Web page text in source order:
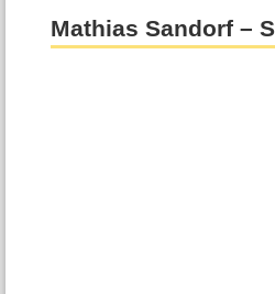
Mathias Sandorf –